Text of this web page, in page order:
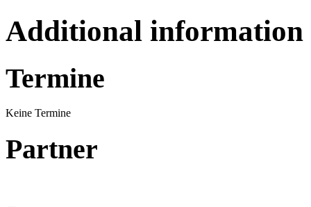
Additional information
Termine
Keine Termine
Partner